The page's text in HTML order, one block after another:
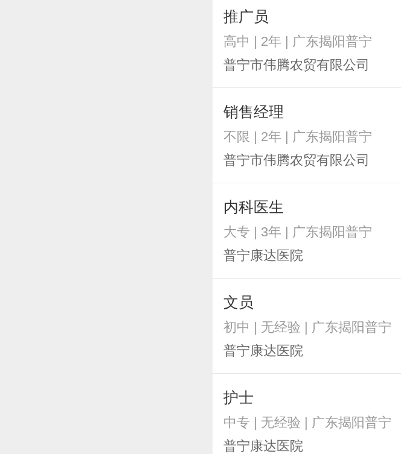
推广员
高中 | 2年 | 广东揭阳普宁
普宁市伟腾农贸有限公司
销售经理
不限 | 2年 | 广东揭阳普宁
普宁市伟腾农贸有限公司
内科医生
大专 | 3年 | 广东揭阳普宁
普宁康达医院
文员
初中 | 无经验 | 广东揭阳普宁
普宁康达医院
护士
中专 | 无经验 | 广东揭阳普宁
普宁康达医院